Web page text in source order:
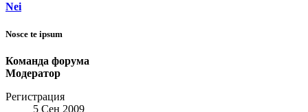
Nei
Nosce te ipsum
Команда форума
Модератор
Регистрация
5 Сен 2009